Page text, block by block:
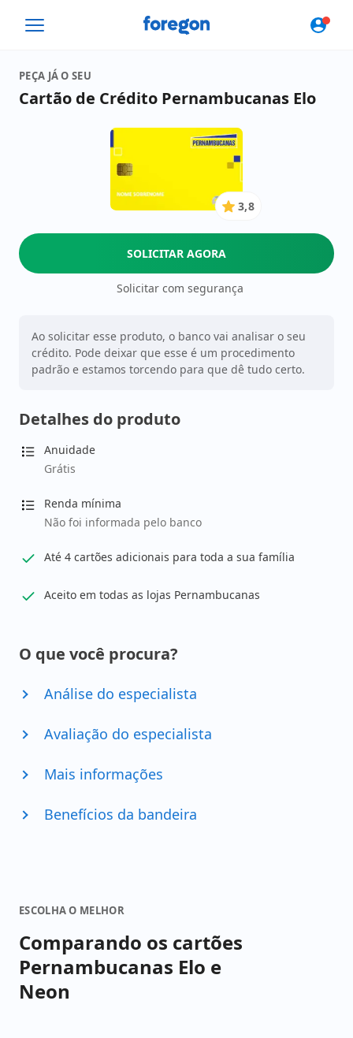
Foregon.com
PEÇA JÁ O SEU
Cartão de Crédito Pernambucanas Elo
3.8
de
5
3,8
SOLICITAR AGORA
Solicitar com segurança
Ao solicitar esse produto, o banco vai analisar o seu
crédito. Pode deixar que esse é um procedimento
padrão e estamos torcendo para que dê tudo certo.
Detalhes do produto
Anuidade
Grátis
Renda mínima
Não foi informada pelo banco
Até 4 cartões adicionais para toda a sua família
Aceito em todas as lojas Pernambucanas
O que você procura?
Análise do especialista
Avaliação do especialista
Mais informações
Benefícios da bandeira
ESCOLHA O MELHOR
Comparando os cartões
Pernambucanas Elo e
Neon